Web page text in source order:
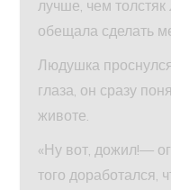
лучше, чем
обещала сделать
Людушка
глаза, он сразу
животе.
«Ну вот, дожил!—
того доработался,